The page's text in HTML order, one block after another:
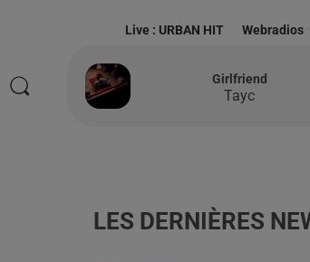
Live : URBAN HIT Webradios
Girlfriend
Tayc
LES DERNIÈRES